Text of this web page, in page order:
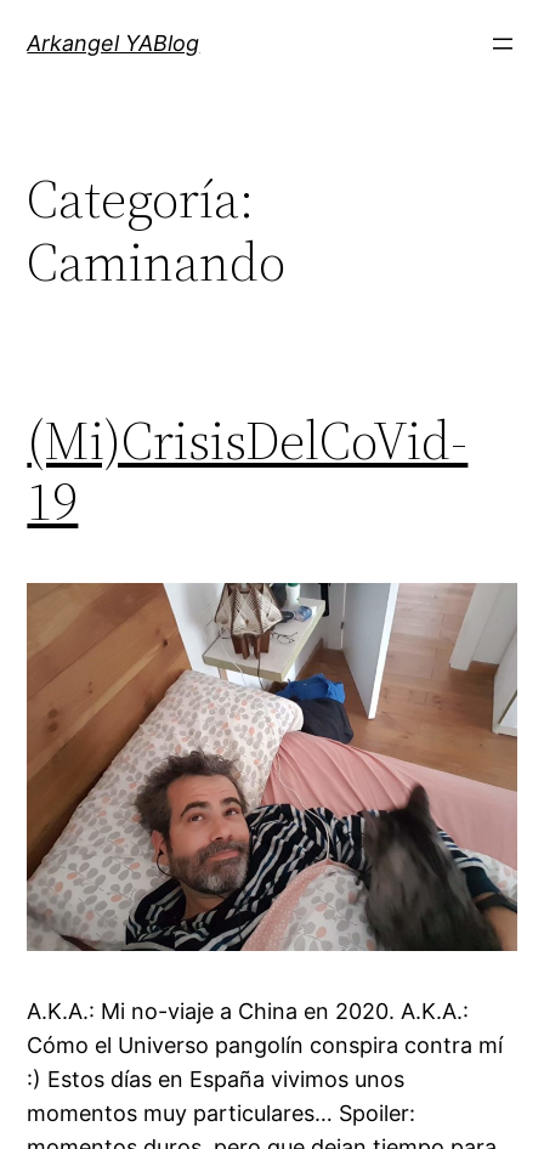
Arkangel YABlog
Categoría:
Caminando
(Mi)CrisisDelCoVid-
19
A.K.A.: Mi no-viaje a China en 2020. A.K.A.:
Cómo el Universo pangolín conspira contra mí
:) Estos días en España vivimos unos
momentos muy particulares… Spoiler: